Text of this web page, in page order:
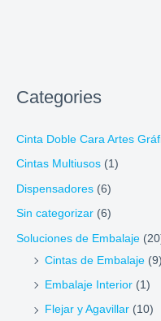
Categories
Cinta Doble Cara Artes
Cintas Multiusos (1)
Dispensadores (6)
Sin categorizar (6)
Soluciones de Embalaje
Cintas de Embalaje (9)
Embalaje Interior (1)
Flejar y Agavillar (10)